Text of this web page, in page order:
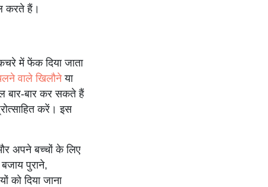
करते हैं।
में फेंक दिया जाता
वाले खिलौनेया
बार-बार कर सकते हैं
करें। इस
अपने बच्चों के लिए
पुराने,
को दिया जाना